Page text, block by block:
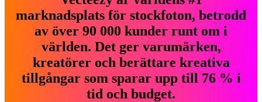
marknadsplats för stockfoton, betrodd
av över 90 000 kunder runt om i
världen. Det ger varumärken,
kreatörer och berättare kreativa
tillgångar som sparar upp till 76 % i
tid och budget.